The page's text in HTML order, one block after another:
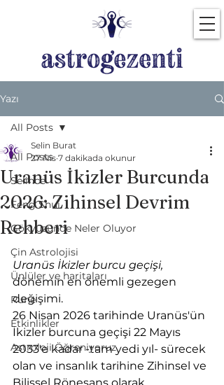
Yazı
All Posts
Selince
Feng Shui
Gökyüzünde Neler Oluyor
Çin Astrolojisi
Ünlüler ve haritaları
Rune
Etkinlikler
Astroloji Öğreniyoruz
All Posts
Uranüs İkizler Burcunda
2026: Zihinsel Devrim
Rehberi
Selin Burat
27 Nis 7 dakikada okunur
Uranüs İkizler burcu geçişi,
dönemin en önemli gezegen
değişimi.
26 Nisan 2026 tarihinde Uranüs'ün
İkizler burcuna geçişi 22 Mayıs
2033'e kadar -tam yedi yıl- sürecek
olan ve insanlık tarihine Zihinsel ve